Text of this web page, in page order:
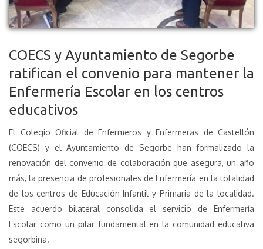
COECS y Ayuntamiento de Segorbe
ratifican el convenio para mantener la
Enfermería Escolar en los centros
educativos
El Colegio Oficial de Enfermeros y Enfermeras de Castellón
(COECS) y el Ayuntamiento de Segorbe han formalizado la
renovación del convenio de colaboración que asegura, un año
más, la presencia de profesionales de Enfermería en la totalidad
de los centros de Educación Infantil y Primaria de la localidad.
Este acuerdo bilateral consolida el servicio de Enfermería
Escolar como un pilar fundamental en la comunidad educativa
segorbina.